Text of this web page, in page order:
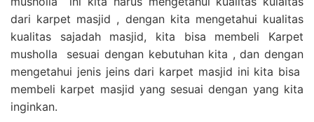
dari karpet masjid , dengan kita mengetahui kualitas
kualitas sajadah masjid, kita bisa membeli Karpet
musholla sesuai dengan kebutuhan kita , dan dengan
mengetahui jenis jeins dari karpet masjid ini kita bisa
membeli karpet masjid yang sesuai dengan yang kita
inginkan.